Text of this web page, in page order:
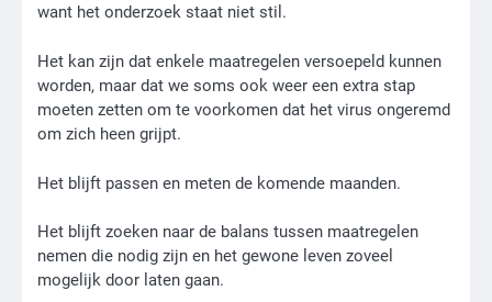
want het onderzoek staat niet stil.
Het kan zijn dat enkele maatregelen versoepeld kunnen
worden, maar dat we soms ook weer een extra stap
moeten zetten om te voorkomen dat het virus ongeremd
om zich heen grijpt.
Het blijft passen en meten de komende maanden.
Het blijft zoeken naar de balans tussen maatregelen
nemen die nodig zijn en het gewone leven zoveel
mogelijk door laten gaan.